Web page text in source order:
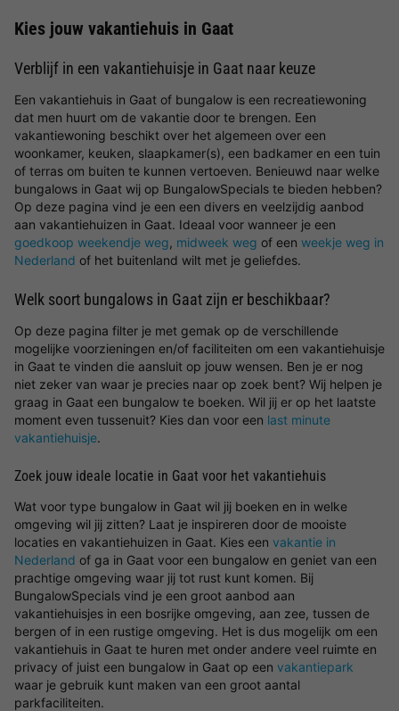
Kies jouw vakantiehuis in Gaat
Verblijf in een vakantiehuisje in Gaat naar keuze
Een vakantiehuis in Gaat of bungalow is een recreatiewoning
dat men huurt om de vakantie door te brengen. Een
vakantiewoning beschikt over het algemeen over een
woonkamer, keuken, slaapkamer(s), een badkamer en een tuin
of terras om buiten te kunnen vertoeven. Benieuwd naar welke
bungalows in Gaat wij op BungalowSpecials te bieden hebben?
Op deze pagina vind je een een divers en veelzijdig aanbod
aan vakantiehuizen in Gaat. Ideaal voor wanneer je een
goedkoop weekendje weg, midweek weg of een weekje weg in
Nederland of het buitenland wilt met je geliefdes.
Welk soort bungalows in Gaat zijn er beschikbaar?
Op deze pagina filter je met gemak op de verschillende
mogelijke voorzieningen en/of faciliteiten om een vakantiehuisje
in Gaat te vinden die aansluit op jouw wensen. Ben je er nog
niet zeker van waar je precies naar op zoek bent? Wij helpen je
graag in Gaat een bungalow te boeken. Wil jij er op het laatste
moment even tussenuit? Kies dan voor een last minute
vakantiehuisje.
Zoek jouw ideale locatie in Gaat voor het vakantiehuis
Wat voor type bungalow in Gaat wil jij boeken en in welke
omgeving wil jij zitten? Laat je inspireren door de mooiste
locaties en vakantiehuizen in Gaat. Kies een vakantie in
Nederland of ga in Gaat voor een bungalow en geniet van een
prachtige omgeving waar jij tot rust kunt komen. Bij
BungalowSpecials vind je een groot aanbod aan
vakantiehuisjes in een bosrijke omgeving, aan zee, tussen de
bergen of in een rustige omgeving. Het is dus mogelijk om een
vakantiehuis in Gaat te huren met onder andere veel ruimte en
privacy of juist een bungalow in Gaat op een vakantiepark
waar je gebruik kunt maken van een groot aantal
parkfaciliteiten.